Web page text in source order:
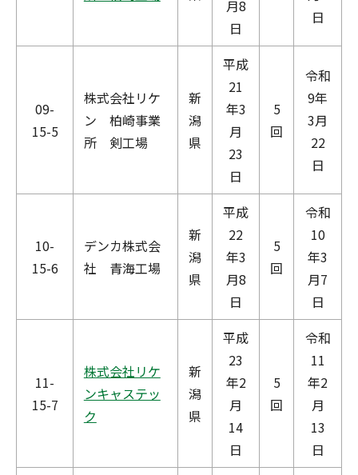
月8
日
日
09-
15-5
株式会社リケ
ン 柏崎事業
所 剣工場
新
潟
県
平成
21
年3
月
23
日
5
回
令和
9年
3月
22
日
10-
15-6
デンカ株式会
社 青海工場
新
潟
県
平成
22
年3
月8
日
5
回
令和
10
年3
月7
日
11-
15-7
株式会社リケ
ンキャステッ
ク
新
潟
県
平成
23
年2
月
14
日
5
回
令和
11
年2
月
13
日